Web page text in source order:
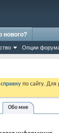
Опции
нового?
справку по сайту.
Обо мне